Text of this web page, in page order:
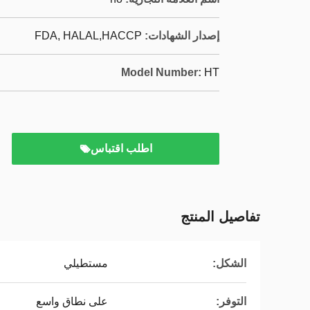
إصدار الشهادات: FDA, HALAL,HACCP
Model Number: HT
اطلب اقتباس
تفاصيل المنتج
الشكل: مستطيلي
التوفر: على نطاق واسع